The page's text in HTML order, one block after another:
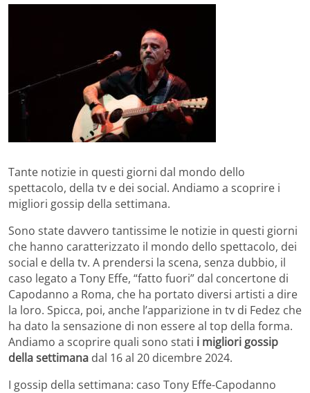
Tante notizie in questi giorni dal mondo dello
spettacolo, della tv e dei social. Andiamo a scoprire i
migliori gossip della settimana.
Sono state davvero tantissime le notizie in questi giorni
che hanno caratterizzato il mondo dello spettacolo, dei
social e della tv. A prendersi la scena, senza dubbio, il
caso legato a Tony Effe, “fatto fuori” dal concertone di
Capodanno a Roma, che ha portato diversi artisti a dire
la loro. Spicca, poi, anche l’apparizione in tv di Fedez che
ha dato la sensazione di non essere al top della forma.
Andiamo a scoprire quali sono stati i migliori gossip
della settimana dal 16 al 20 dicembre 2024.
I gossip della settimana: caso Tony Effe-Capodanno